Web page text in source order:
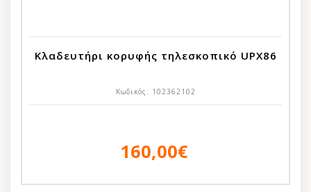
Κλαδευτήρι κορυφής τηλεσκοπικό UPX86
Κωδικός: 102362102
160,00€